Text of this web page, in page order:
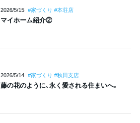
2026/5/15 #家づくり #本荘店
マイホーム紹介②
2026/5/14 #家づくり #秋田支店
藤の花のように、永く愛される住まいへ。